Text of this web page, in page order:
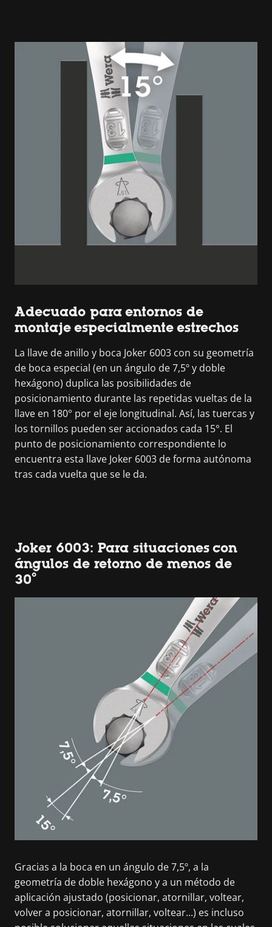
Adecuado para entornos de
montaje especialmente estrechos
La llave de anillo y boca Joker 6003 con su geometría
de boca especial (en un ángulo de 7,5º y doble
hexágono) duplica las posibilidades de
posicionamiento durante las repetidas vueltas de la
llave en 180° por el eje longitudinal. Así, las tuercas y
los tornillos pueden ser accionados cada 15°. El
punto de posicionamiento correspondiente lo
encuentra esta llave Joker 6003 de forma autónoma
tras cada vuelta que se le da.
Joker 6003: Para situaciones con
ángulos de retorno de menos de
30°
Gracias a la boca en un ángulo de 7,5º, a la
geometría de doble hexágono y a un método de
aplicación ajustado (posicionar, atornillar, voltear,
volver a posicionar, atornillar, voltear...) es incluso